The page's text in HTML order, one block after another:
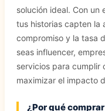
solución ideal. Con
tus historias capten la
compromiso y la tasa
seas influencer,
servicios para cumplir
maximizar el impacto
¿Por qué